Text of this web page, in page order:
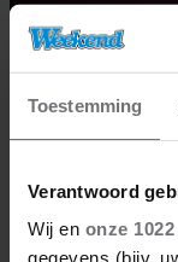
Toestemming
Verantwoord
Wij en onze
gegevens (bijv.